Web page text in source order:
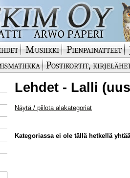
Musiikki Pienpainatteet
Postikortit,
Lehdet - Lalli
Näytä / piilota alakategoriat
Kategoriassa ei ole tällä hetkellä